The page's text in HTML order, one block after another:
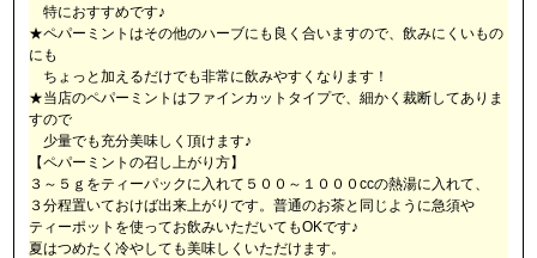
特におすすめです♪
★ペパーミントはその他のハーブにも良く合いますので、飲みにくいもの
にも
ちょっと加えるだけでも非常に飲みやすくなります！
★当店のペパーミントはファインカットタイプで、細かく裁断してありま
すので
少量でも充分美味しく頂けます♪
【ペパーミントの召し上がり方】
３～５ｇをティーパックに入れて５００～１０００ccの熱湯に入れて、
３分程置いておけば出来上がりです。普通のお茶と同じように急須や
ティーポットを使ってお飲みいただいてもOKです♪
夏はつめたく冷やしても美味しくいただけます。